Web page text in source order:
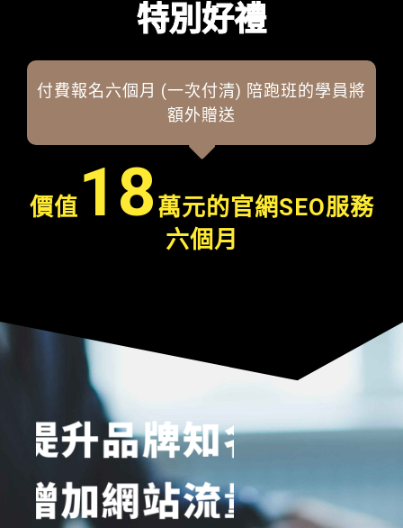
特別好禮
付費報名六個月 (一次付清) 陪跑班的學員將
額外贈送
價值 18 萬元的官網SEO服務
六個月